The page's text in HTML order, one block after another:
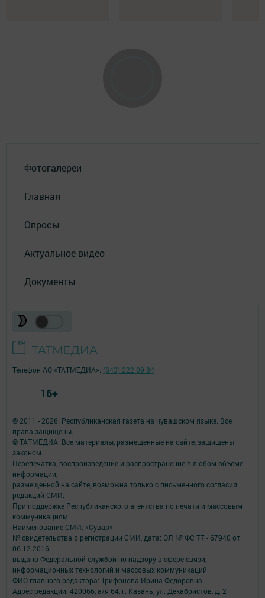
Фотогалереи
Главная
Опросы
Актуальное видео
Документы
© 2011 - 2026. Республиканская газета на чувашском языке. Все
права защищены.
© ТАТМЕДИА. Все материалы, размещенные на сайте, защищены
законом.
Перепечатка, воспроизведение и распространение в любом объеме
информации,
размещенной на сайте, возможна только с письменного согласия
редакций СМИ.
При поддержке Республиканского агентства по печати и массовым
коммуникациям.
Наименование СМИ: «Сувар»
№ свидетельства о регистрации СМИ, дата: ЭЛ № ФС 77 - 67940 от
06.12.2016
выдано Федеральной службой по надзору в сфере связи,
информационных технологий и массовых коммуникаций
ФИО главного редактора: Трифонова Ирина Федоровна
Адрес редакции: 420066, а/я 64, г. Казань, ул. Декабристов, д. 2
Телефон АО «ТАТМЕДИА»: (843) 222 09 84
16+